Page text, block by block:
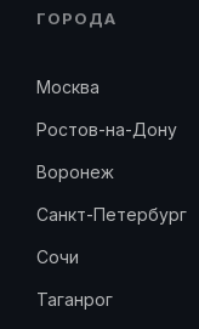
ГОРОДА
Москва
Ростов-на-Дону
Воронеж
Санкт-Петербург
Сочи
Таганрог